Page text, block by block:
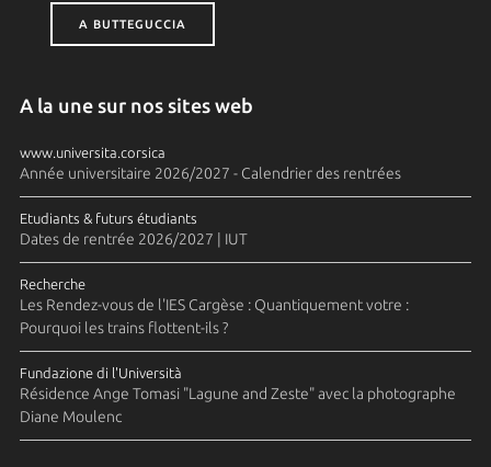
A BUTTEGUCCIA
A la une sur nos sites web
www.universita.corsica
Année universitaire 2026/2027 - Calendrier des rentrées
Etudiants & futurs étudiants
Dates de rentrée 2026/2027 | IUT
Recherche
Les Rendez-vous de l'IES Cargèse : Quantiquement votre :
Pourquoi les trains flottent-ils ?
Fundazione di l'Università
Résidence Ange Tomasi "Lagune and Zeste" avec la photographe
Diane Moulenc